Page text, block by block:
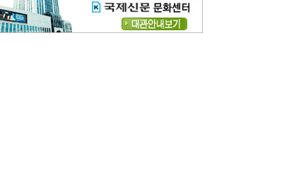
데스크시각[전체보기]
물은 행정구역 경계를 따라 흐르지 않는다